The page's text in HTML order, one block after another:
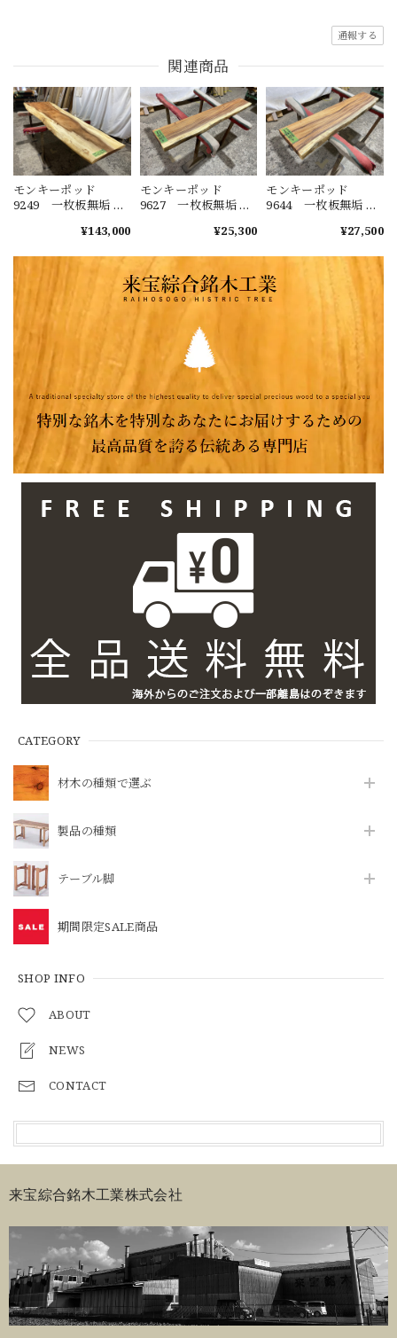
CATEGORY
材木の種類で選ぶ
製品の種類
テーブル脚
期間限定SALE商品
SHOP INFO
ABOUT
NEWS
CONTACT
通報する
関連商品
モンキーポッド
9249 一枚板無垢 乾
ｘ43mm 天板のみ
ーテーブル ダイニ
ングテーブル
¥143,000
モンキーポッド
9627 一枚板無垢 乾
ｘ40mm カウンタ
ル ダイニングテー
ブル
¥25,300
モンキーポッド
9644 一枚板無垢 乾
ｘ50mm カウンタ
ル ダイニングテー
ブル
¥27,500
来宝綜合銘木工業株式会社